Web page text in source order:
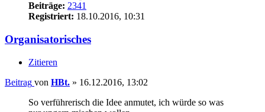
Beiträge: 2341
Registriert: 18.10.2016, 10:31
Organisatorisches
Zitieren
Beitrag von HBt. » 16.12.2016, 13:02
So verführerisch die Idee anmutet, ich würde so was